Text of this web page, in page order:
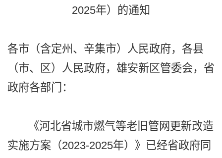
2025年）的通知
各市（含定州、辛集市）人民政府，各县
（市、区）人民政府，雄安新区管委会，省
政府各部门：
《河北省城市燃气等老旧管网更新改造
实施方案（2023-2025年）》已经省政府同